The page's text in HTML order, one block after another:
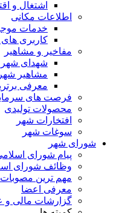
اشتغال و
اطلاعات مکانی
خدمات
کاربری
مفاخیر و مشاهیر
شهدای شهر
مشاهیر شهر
معرفی
فرصت های
محصولات تولیدی
افتخارات شهر
سوغات شهر
شورای شهر
پیام شورای
وظائف شورای
مهم ترین مصوبات
معرفی اعضا
گزارشات مالی و